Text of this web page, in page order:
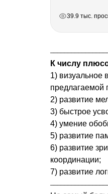
39.9 тыс.
К числу
1) визуальное
предлагаемой
2) развитие
3) быстрое
4) умение
5) развитие
6) развитие
координации;
7) развитие